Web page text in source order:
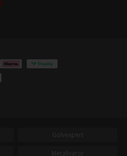
Golvexpert
Metallvaror